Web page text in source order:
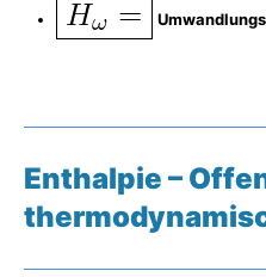
Enthalpie –